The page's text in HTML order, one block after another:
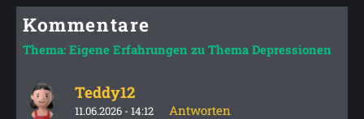
Kommentare
Thema: Eigene Erfahrungen zu Thema Depressionen
Teddy12
11.06.2026 - 14:12
Antworten